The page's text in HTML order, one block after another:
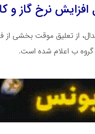
نرخ گاز و
از تعلیق موقت بخشی
گروه ب اعلام شده است.